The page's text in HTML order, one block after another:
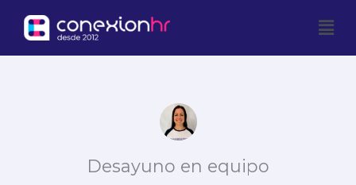
contenido
Desayuno en equipo